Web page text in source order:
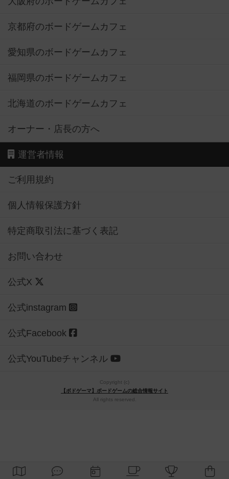
京都府のボードゲームカフェ
愛知県のボードゲームカフェ
福岡県のボードゲームカフェ
北海道のボードゲームカフェ
オーナー・店長の方へ
運営者情報
ご利用規約
個人情報保護方針
特定商取引法に基づく表記
お問い合わせ
公式X
公式instagram
公式Facebook
公式YouTubeチャンネル
Copyright (c)
【ボドゲーマ】ボードゲームの総合情報サイト
All rights reserved.